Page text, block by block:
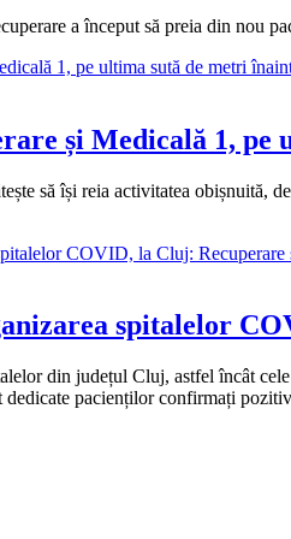
a început să preia din nou
și Medicală 1,
să își reia activitatea obișnuită,
spitalelor
din județul Cluj, astfel încât
dedicate pacienților confirmați